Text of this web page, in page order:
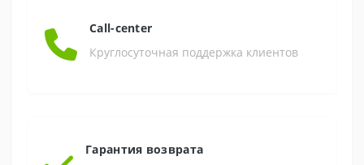
Call-center
Круглосуточная поддержка клиентов
Гарантия возврата